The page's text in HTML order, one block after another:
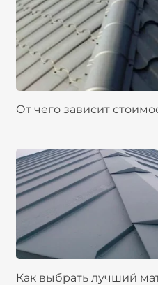
От чего зависит
Как выбрать лучший